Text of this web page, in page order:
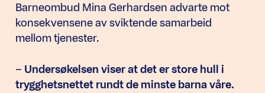
Barneombud Mina Gerhardsen advarte mot
konsekvensene av sviktende samarbeid
mellom tjenester.
– Undersøkelsen viser at det er store hull i
trygghetsnettet rundt de minste barna våre.